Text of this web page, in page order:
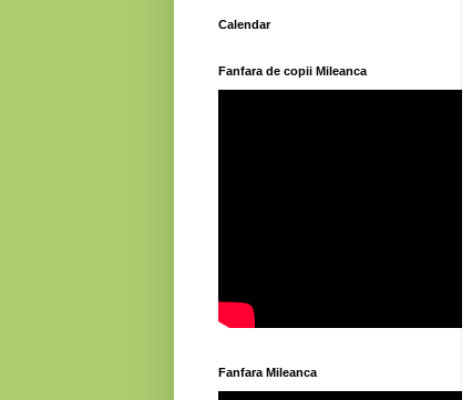
Calendar
Fanfara de copii Mileanca
Fanfara Mileanca